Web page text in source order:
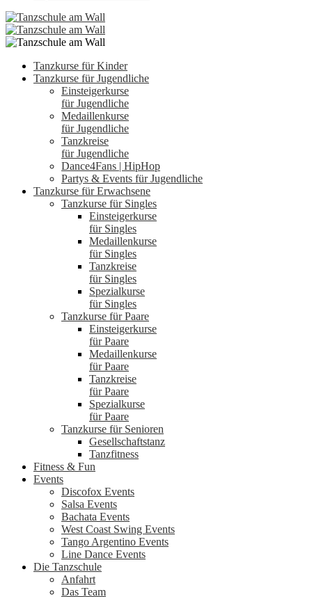
Tanzkurse für Kinder
Tanzkurse für Jugendliche
Einsteigerkurse
für Jugendliche
Medaillenkurse
für Jugendliche
Tanzkreise
für Jugendliche
Dance4Fans | HipHop
Partys & Events für Jugendliche
Tanzkurse für Erwachsene
Tanzkurse für Singles
Einsteigerkurse
für Singles
Medaillenkurse
für Singles
Tanzkreise
für Singles
Spezialkurse
für Singles
Tanzkurse für Paare
Einsteigerkurse
für Paare
Medaillenkurse
für Paare
Tanzkreise
für Paare
Spezialkurse
für Paare
Tanzkurse für Senioren
Gesellschaftstanz
Tanzfitness
Fitness & Fun
Events
Discofox Events
Salsa Events
Bachata Events
West Coast Swing Events
Tango Argentino Events
Line Dance Events
Die Tanzschule
Anfahrt
Das Team